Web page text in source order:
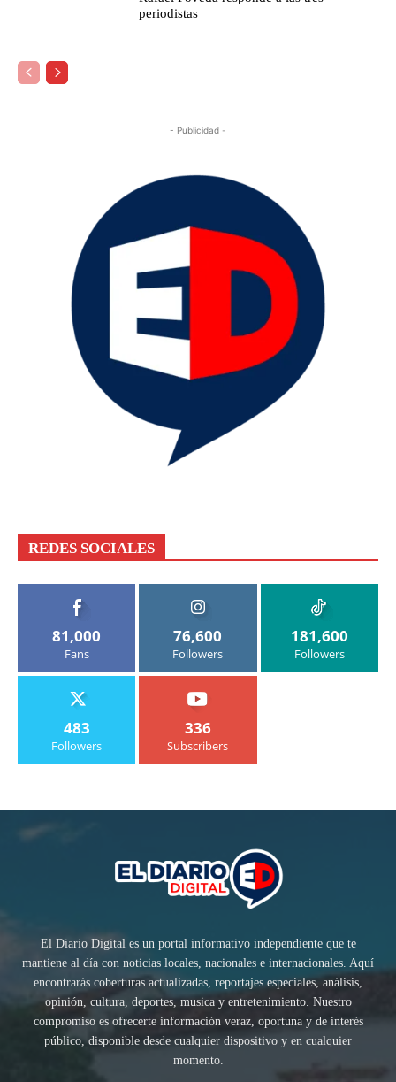
periodistas
- Publicidad -
REDES SOCIALES
81,000
Fans
76,600
Followers
181,600
Followers
483
Followers
336
Subscribers
El Diario Digital es un portal informativo independiente que te
mantiene al día con noticias locales, nacionales e internacionales. Aquí
encontrarás coberturas actualizadas, reportajes especiales, análisis,
opinión, cultura, deportes, musica y entretenimiento. Nuestro
compromiso es ofrecerte información veraz, oportuna y de interés
público, disponible desde cualquier dispositivo y en cualquier
momento.